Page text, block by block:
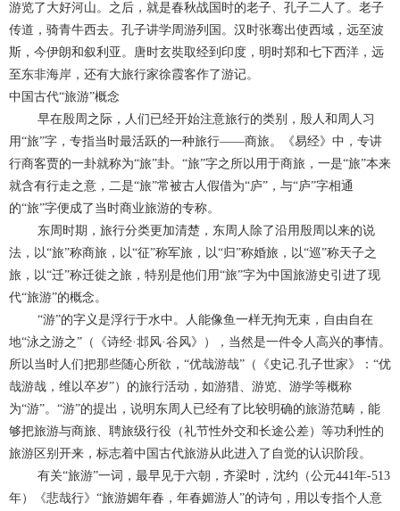
游览了大好河山。之后，就是春秋战国时的老子、孔子二人了。老子
传道，骑青牛西去。孔子讲学周游列国。汉时张骞出使西域，远至波
斯，今伊朗和叙利亚。唐时玄奘取经到印度，明时郑和七下西洋，远
至东非海岸，还有大旅行家徐霞客作了游记。
中国古代“旅游”概念
早在殷周之际，人们已经开始注意旅行的类别，殷人和周人习
用“旅”字，专指当时最活跃的一种旅行——商旅。《易经》中，专讲
行商客贾的一卦就称为“旅”卦。“旅”字之所以用于商旅，一是“旅”本来
就含有行走之意，二是“旅”常被古人假借为“庐”，与“庐”字相通
的“旅”字便成了当时商业旅游的专称。
东周时期，旅行分类更加清楚，东周人除了沿用殷周以来的说
法，以“旅”称商旅，以“征”称军旅，以“归”称婚旅，以“巡”称天子之
旅，以“迁”称迁徙之旅，特别是他们用“旅”字为中国旅游史引进了现
代“旅游”的概念。
“游”的字义是浮行于水中。人能像鱼一样无拘无束，自由自在
地“泳之游之”（《诗经·邶风·谷风》），当然是一件令人高兴的事情。
所以当时人们把那些随心所欲，“优哉游哉”（《史记.孔子世家》：“优
哉游哉，维以卒岁”）的旅行活动，如游猎、游览、游学等概称
为“游”。“游”的提出，说明东周人已经有了比较明确的旅游范畴，能
够把旅游与商旅、聘旅级行役（礼节性外交和长途公差）等功利性的
旅游区别开来，标志着中国古代旅游从此进入了自觉的认识阶段。
有关“旅游”一词，最早见于六朝，齐梁时，沈约（公元441年-513
年）《悲哉行》“旅游媚年春，年春媚游人”的诗句，用以专指个人意